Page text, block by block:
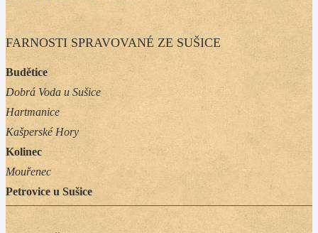
FARNOSTI SPRAVOVANÉ ZE SUŠICE
Budětice
Dobrá Voda u Sušice
Hartmanice
Kašperské Hory
Kolinec
Mouřenec
Petrovice u Sušice